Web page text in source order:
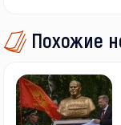
Похожие